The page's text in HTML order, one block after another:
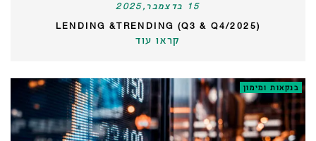
15 בדצמבר,2025
LENDING &TRENDING (Q3 & Q4/2025)
קראו עוד
בנקאות ומימון